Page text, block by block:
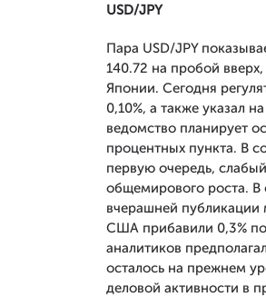
USD/JPY
Пара USD/JPY
140.72 на пробой
Японии. Сегодня
0,10%, а также указал
ведомство планирует
процентных пункта. В
первую очередь,
общемирового роста.
вчерашней публикации
США прибавили 0,3%
аналитиков
осталось на прежнем
деловой активности в